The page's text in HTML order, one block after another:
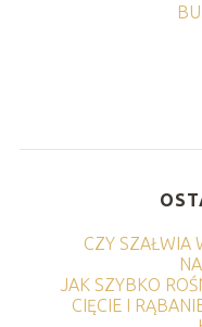
CZY SZAŁWIA
JAK SZYBKO
CIĘCIE I